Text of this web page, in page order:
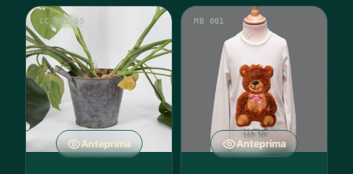
Anteprima
CC 002-05
Anteprima
MB 001